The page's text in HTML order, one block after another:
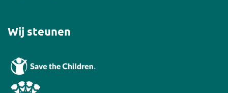
Wij steunen